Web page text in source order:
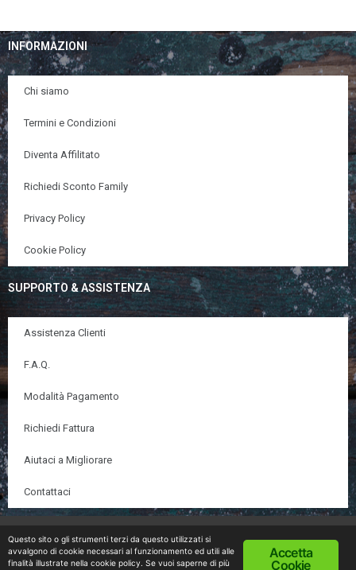
INFORMAZIONI
Chi siamo
Termini e Condizioni
Diventa Affilitato
Richiedi Sconto Family
Privacy Policy
Cookie Policy
SUPPORTO & ASSISTENZA
Assistenza Clienti
F.A.Q.
Modalità Pagamento
Richiedi Fattura
Aiutaci a Migliorare
Contattaci
© Copyright 2020 DietaZonaOnline.com | All Rights
Reserved |Cookies&Privacy Policy| Devlop&DesignedAccetta
Cookie
Questo sito o gli strumenti terzi da questo utilizzati si
avvalgono di cookie necessari al funzionamento ed utili alle
finalità illustrate nella cookie policy. Se vuoi saperne di più